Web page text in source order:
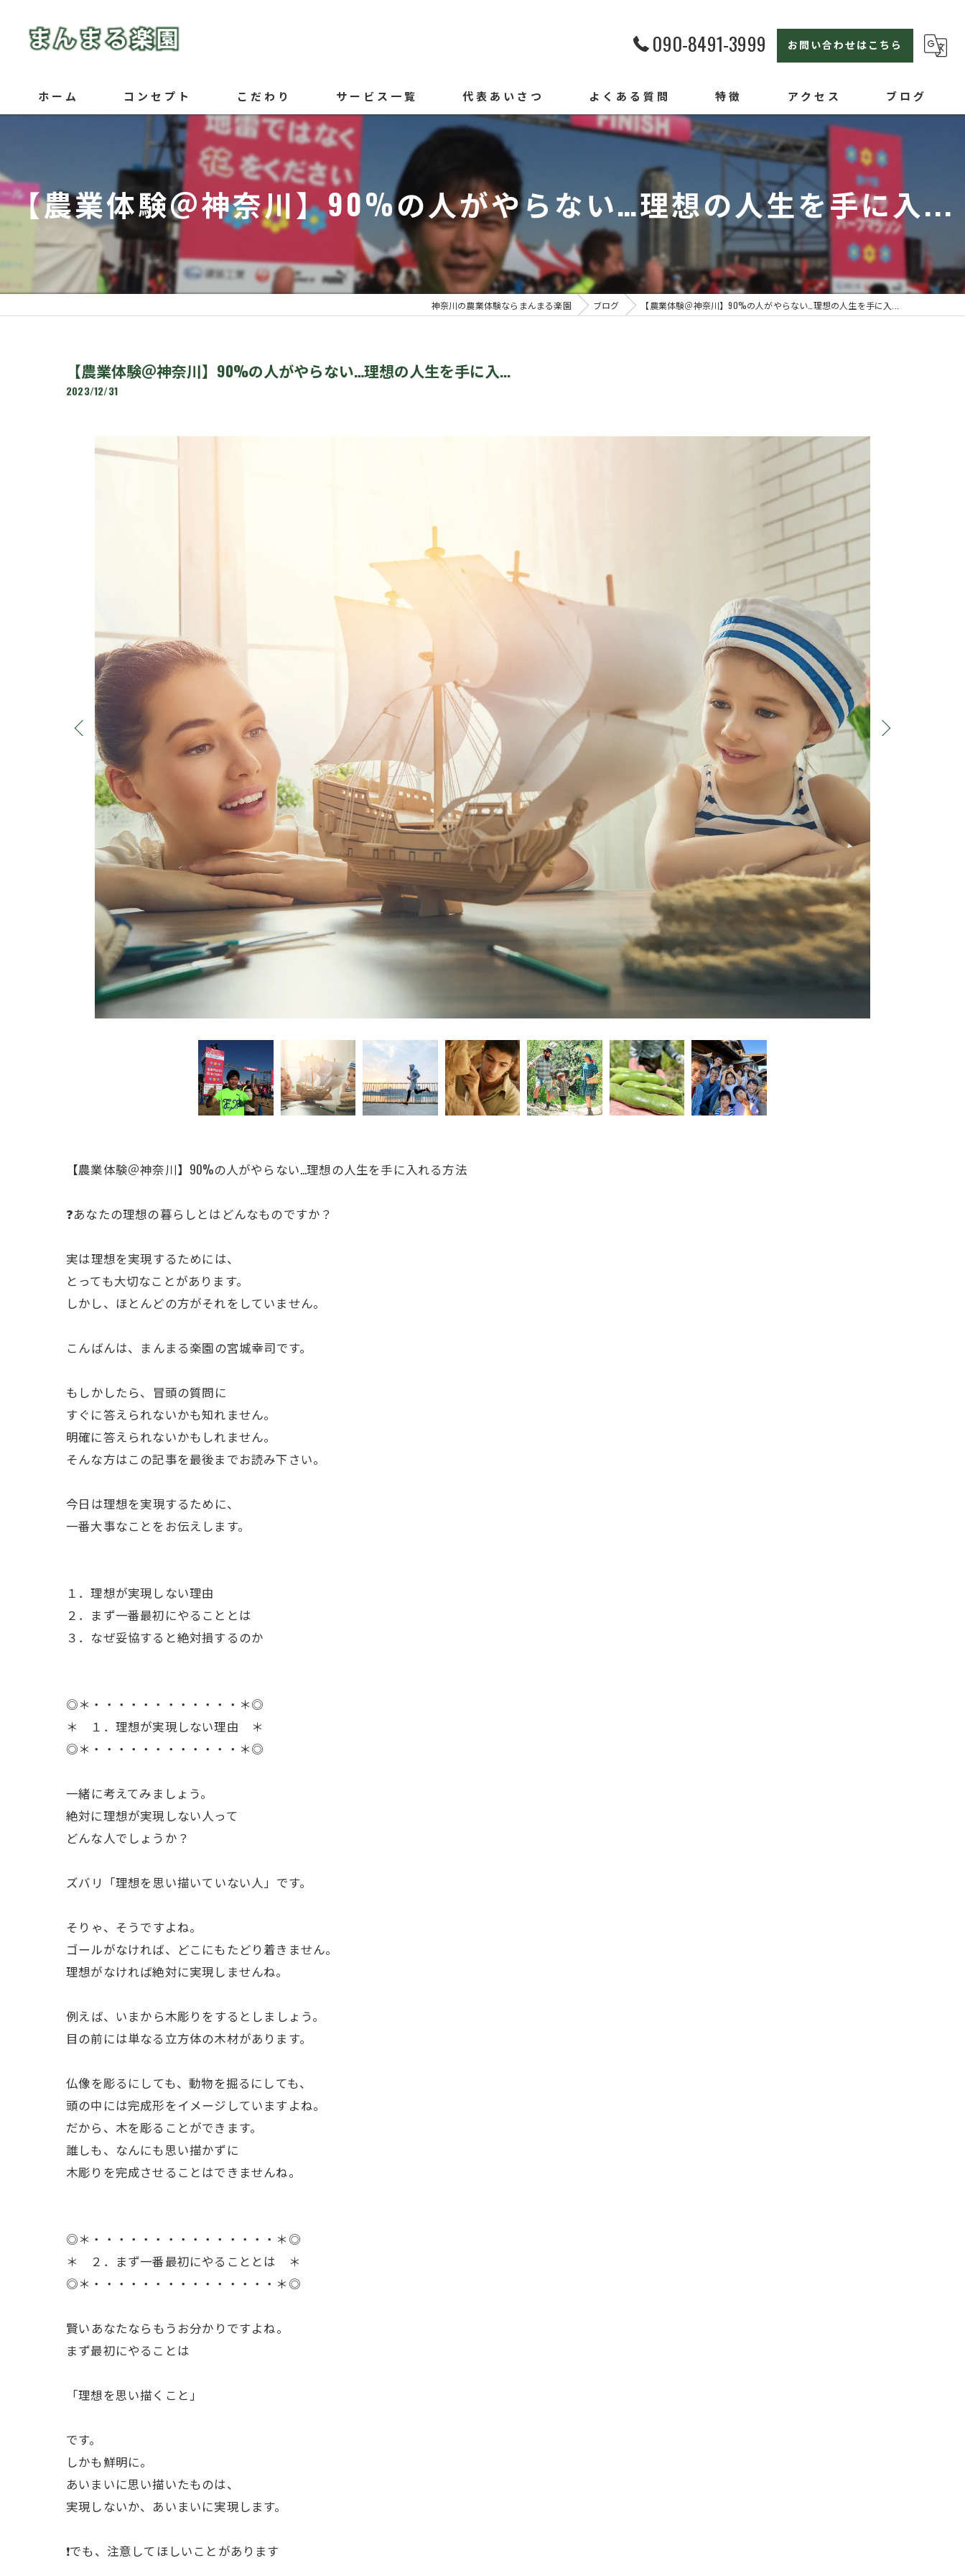
090-8491-3999 お問い合わせはこちら
ホーム コンセプト こだわり サービス一覧 代表あいさつ よくある質問 特徴
横浜の農業体験
セカンドライフ
ライフスタイル
オンラインセミナー
アクセス ブログ
【農業体験＠神奈川】90%の人がやらない…理想の人生を手に入...
神奈川の農業体験ならまんまる楽園 ブログ 【農業体験＠神奈川】90%の人がやらない…理想の人生を手に入...
【農業体験＠神奈川】90%の人がやらない…理想の人生を手に入...
2023/12/31
【農業体験＠神奈川】90%の人がやらない…理想の人生を手に入れる方法
❓あなたの理想の暮らしとはどんなものですか？
ㅤ実は理想を実現するためには、
とっても大切なことがあります。
しかし、ほとんどの方がそれをしていません。
ㅤこんばんは、まんまる楽園の宮城幸司です。
ㅤもしかしたら、冒頭の質問に
すぐに答えられないかも知れません。
明確に答えられないかもしれません。
そんな方はこの記事を最後までお読み下さい。
ㅤ今日は理想を実現するために、
一番大事なことをお伝えします。
１．理想が実現しない理由
２．まず一番最初にやることとは
３．なぜ妥協すると絶対損するのか
◎＊・・・・・・・・・・・・＊◎
＊ １．理想が実現しない理由 ＊
◎＊・・・・・・・・・・・・＊◎
ㅤ一緒に考えてみましょう。
絶対に理想が実現しない人って
どんな人でしょうか？
ㅤズバリ「理想を思い描いていない人」です。
ㅤそりゃ、そうですよね。
ゴールがなければ、どこにもたどり着きません。
理想がなければ絶対に実現しませんね。
ㅤ例えば、いまから木彫りをするとしましょう。
目の前には単なる立方体の木材があります。
ㅤ仏像を彫るにしても、動物を掘るにしても、
頭の中には完成形をイメージしていますよね。
だから、木を彫ることができます。
誰しも、なんにも思い描かずに
木彫りを完成させることはできませんね。
◎＊・・・・・・・・・・・・・・・＊◎
＊ ２．まず一番最初にやることとは ＊
◎＊・・・・・・・・・・・・・・・＊◎
ㅤ賢いあなたならもうお分かりですよね。
まず最初にやることは
「理想を思い描くこと」
です。
しかも鮮明に。
あいまいに思い描いたものは、
実現しないか、あいまいに実現します。
❗でも、注意してほしいことがあります